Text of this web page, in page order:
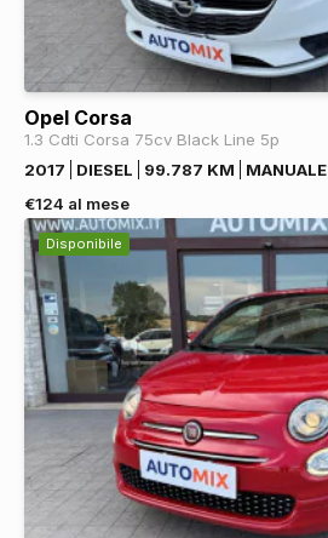
Opel Corsa
1.3 Cdti Corsa 75cv Black Line 5p
2017
DIESEL 99.787 KM
MANUALE
€124 al mese
Disponibile